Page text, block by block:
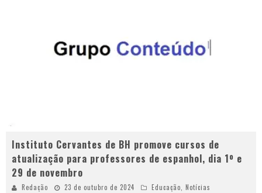
Instituto Cervantes de BH promove cursos de
atualização para professores de espanhol, dia 1º e
29 de novembro
Redação 23 de outubro de 2024 Educação, Notícias